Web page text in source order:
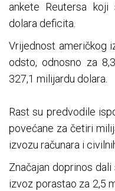
ankete Reutersa koji
dolara deficita.
Vrijednost američkog
odsto, odnosno za
327,1 milijardu dolara.
Rast su predvodile
povećane za četiri
izvozu računara i
Značajan doprinos
izvoz porastao za 2,5